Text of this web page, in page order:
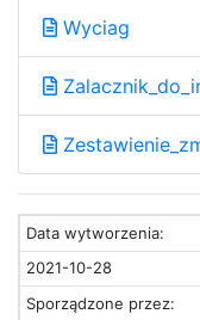
Wyciag
Data wytworzenia:
2021-10-28
Sporządzone przez: